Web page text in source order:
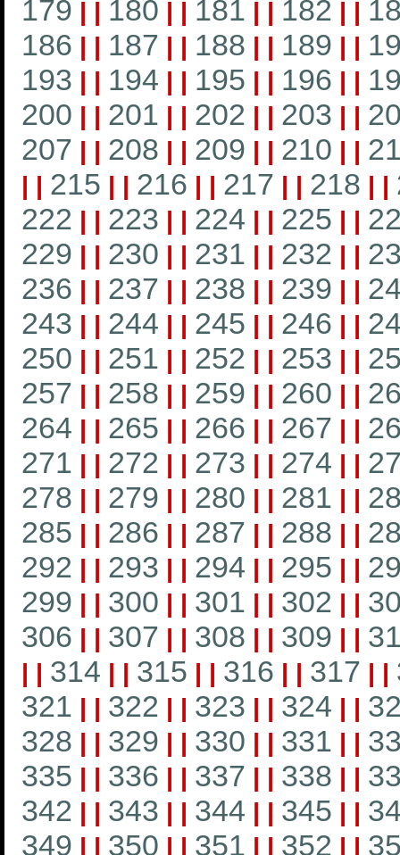
179 | | 180 | | 181 | | 182 | |
186 | | 187 | | 188 | | 189 | |
193 | | 194 | | 195 | | 196 | |
200 | | 201 | | 202 | | 203 | |
207 | | 208 | | 209 | | 210 | |
| | 215 | | 216 | | 217 | | 218 | |
222 | | 223 | | 224 | | 225 | |
229 | | 230 | | 231 | | 232 | |
236 | | 237 | | 238 | | 239 | |
243 | | 244 | | 245 | | 246 | |
250 | | 251 | | 252 | | 253 | |
257 | | 258 | | 259 | | 260 | |
264 | | 265 | | 266 | | 267 | |
271 | | 272 | | 273 | | 274 | |
278 | | 279 | | 280 | | 281 | |
285 | | 286 | | 287 | | 288 | |
292 | | 293 | | 294 | | 295 | |
299 | | 300 | | 301 | | 302 | |
306 | | 307 | | 308 | | 309 | |
| | 314 | | 315 | | 316 | | 317 | |
321 | | 322 | | 323 | | 324 | |
328 | | 329 | | 330 | | 331 | |
335 | | 336 | | 337 | | 338 | |
342 | | 343 | | 344 | | 345 | |
349 | | 350 | | 351 | | 352 | |